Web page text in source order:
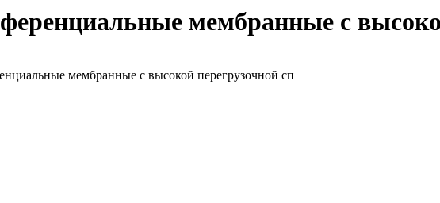
мембранные с
мембранные с высокой перегрузочной сп